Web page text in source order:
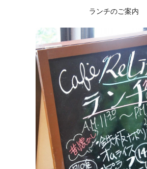
ランチのご案内